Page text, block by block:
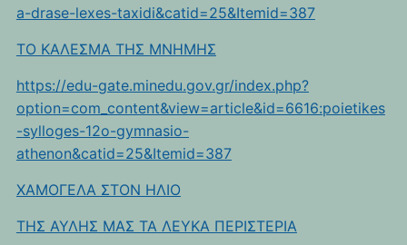
a-drase-lexes-taxidi&catid=25&Itemid=387
TO KAΛEΣΜΑ ΤΗΣ ΜΝΗΜΗΣ
https://edu-gate.minedu.gov.gr/index.php?
option=com_content&view=article&id=6616:poietikes
-sylloges-12o-gymnasio-
athenon&catid=25&Itemid=387
ΧΑΜΟΓΕΛΑ ΣΤΟΝ ΗΛΙΟ
ΤΗΣ ΑΥΛΗΣ ΜΑΣ ΤΑ ΛΕΥΚΑ ΠΕΡΙΣΤΕΡΙΑ